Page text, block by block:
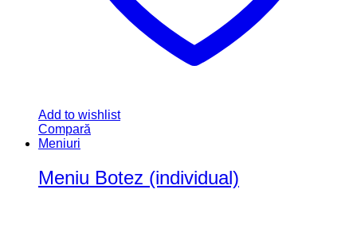
Add to wishlist
Compară
Meniuri
Meniu Botez (individual)